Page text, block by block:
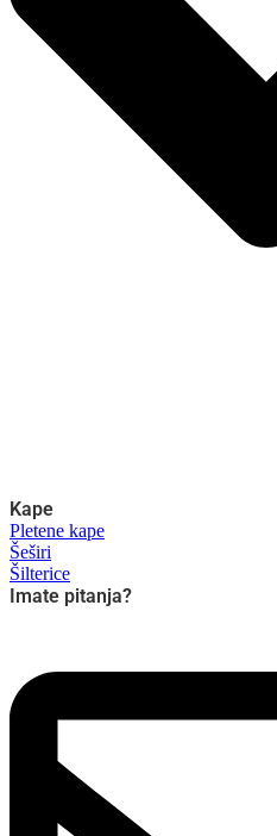
Kape
Pletene kape
Šeširi
Šilterice
Imate pitanja?